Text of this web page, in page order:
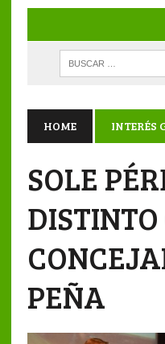
HOME INTERÉS
SOLE
PEÑA